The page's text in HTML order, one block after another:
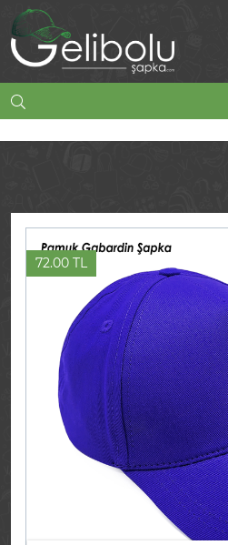
72.00 TL